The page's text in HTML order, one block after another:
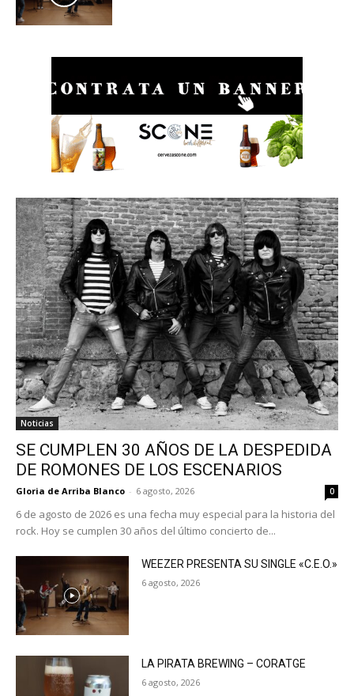
Noticias
SE CUMPLEN 30 AÑOS DE LA DESPEDIDA
DE ROMONES DE LOS ESCENARIOS
Gloria de Arriba Blanco - 6 agosto, 2026 0
6 de agosto de 2026 es una fecha muy especial para la historia del
rock. Hoy se cumplen 30 años del último concierto de...
WEEZER PRESENTA SU SINGLE «C.E.O.»
6 agosto, 2026
LA PIRATA BREWING – CORATGE
6 agosto, 2026